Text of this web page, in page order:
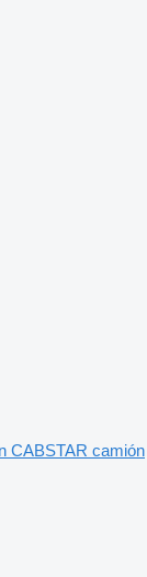
CABSTAR camión